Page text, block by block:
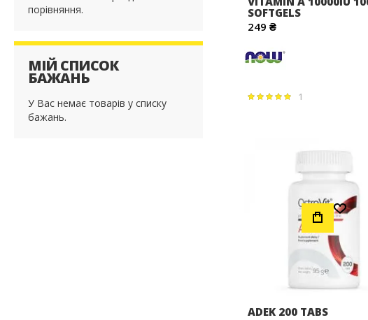
SOFTGELS
249 ₴
Рейтинг: 1
Додати до
ADEK 200 TABS
порівняння.
МІЙ СПИСОК
БАЖАНЬ
У Вас немає товарів у списку
бажань.